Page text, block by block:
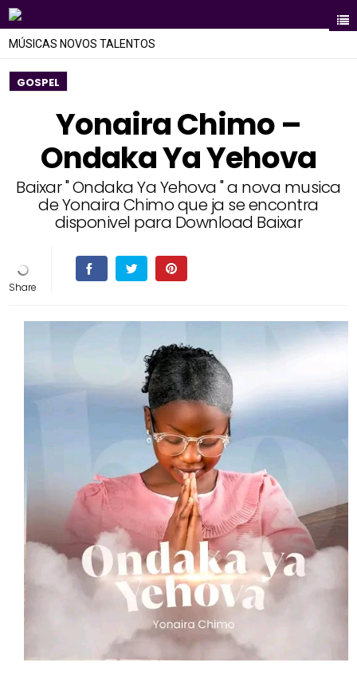
MÚSICAS NOVOS TALENTOS
GOSPEL
Yonaira Chimo –
Ondaka Ya Yehova
Baixar " Ondaka Ya Yehova " a nova musica
de Yonaira Chimo que ja se encontra
disponivel para Download Baixar